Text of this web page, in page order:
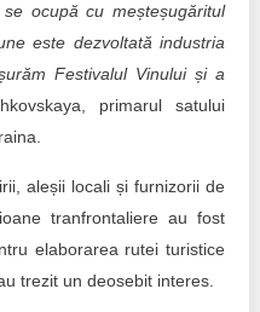
ocupă cu meșteșugăritul
este dezvoltată industria
Festivalul Vinului și a
primarul satului
aleșii locali și furnizorii de
tranfrontaliere au fost
elaborarea rutei turistice
trezit un deosebit interes.